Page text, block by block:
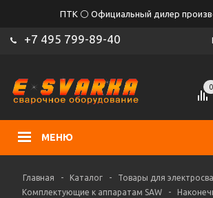
ПТК ⚪ Официальный дилер
+7 495 799-89-40
МЕНЮ
0
Главная - Каталог - Товары для
Комплектующие к аппаратам SAW
-